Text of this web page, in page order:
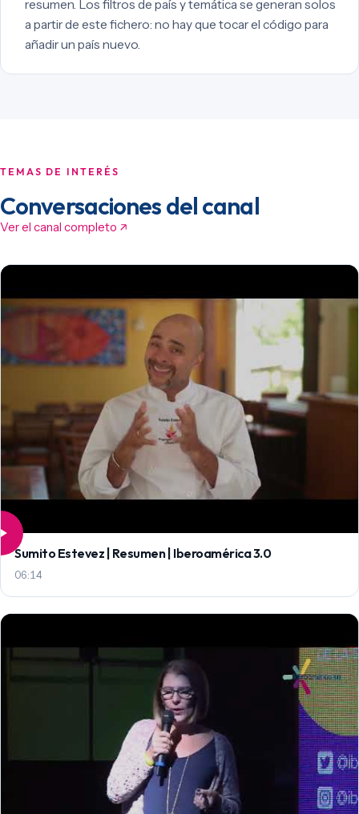
resumen. Los filtros de país y temática se generan solos
a partir de este fichero: no hay que tocar el código para
añadir un país nuevo.
TEMAS DE INTERÉS
Conversaciones del canal
Ver el canal completo
Sumito Estevez | Resumen | Iberoamérica 3.0
06:14